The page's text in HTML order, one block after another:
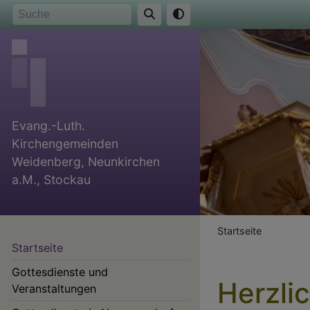
Direkt
zum
Inhalt
Evang.-Luth.
Kirchengemeinden
Weidenberg, Neunkirchen
a.M., Stockau
Startseite
Gottesdienste und
Veranstaltungen
Startseite